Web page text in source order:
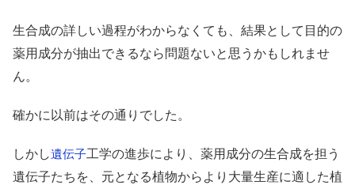
生合成の詳しい過程がわからなくても、結果として目的の
薬用成分が抽出できるなら問題ないと思うかもしれませ
ん。
確かに以前はその通りでした。
しかし遺伝子工学の進歩により、薬用成分の生合成を担う
遺伝子たちを、元となる植物からより大量生産に適した植